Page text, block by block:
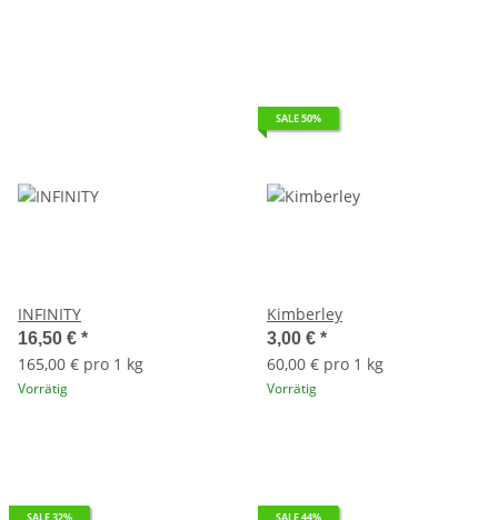
INFINITY
16,50 € *
165,00 € pro 1 kg
Vorrätig
SALE 50%
Kimberley
3,00 € *
60,00 € pro 1 kg
Vorrätig
SALE 32% SALE 44%